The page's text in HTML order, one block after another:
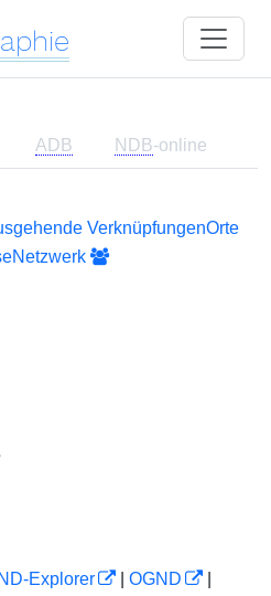
ADB NDB-online
VerknüpfungenOrte
Netzwerk
Explorer OGND